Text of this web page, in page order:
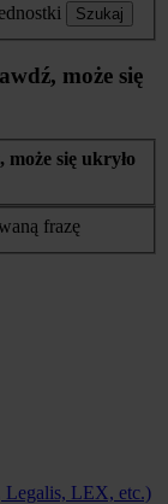
Szukaj
może się
może się ukryło
frazę
Legalis, LEX, etc.)